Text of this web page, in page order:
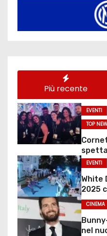
Più recente
EVENTI
TOP
EVENTI
White
2025
CINEMA
nel